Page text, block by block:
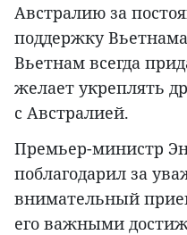
Австралию за
поддержку
Вьетнам всегда
желает укреплять
с Австралией.
Премьер-министр
поблагодарил за
внимательный
его важными